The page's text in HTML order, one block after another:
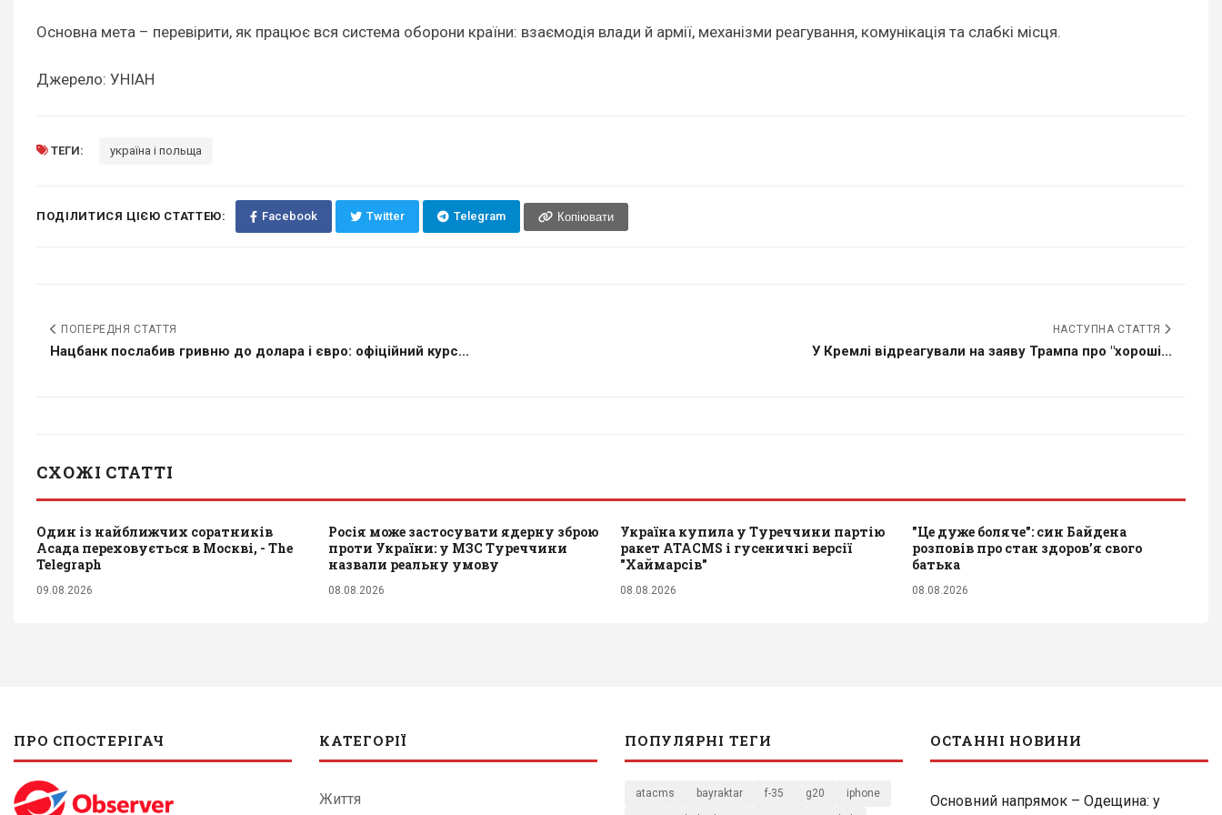
Основна мета – перевірити, як працює вся система оборони країни: взаємодія влади й армії, механізми реагування, комунікація та слабкі місця.
Джерело: УНІАН
ТЕГИ: україна і польща
ПОДІЛИТИСЯ ЦІЄЮ СТАТТЕЮ: Facebook Twitter Telegram Копіювати
ПОПЕРЕДНЯ СТАТТЯ
Нацбанк послабив гривню до долара і євро: офіційний курс...
НАСТУПНА СТАТТЯ
У Кремлі відреагували на заяву Трампа про "хороші...
СХОЖІ СТАТТІ
Один із найближчих соратників
Асада переховується в Москві, - The
Telegraph
09.08.2026
Росія може застосувати ядерну зброю
проти України: у МЗС Туреччини
назвали реальну умову
08.08.2026
Україна купила у Туреччини партію
ракет ATACMS і гусеничні версії
"Хаймарсів"
08.08.2026
"Це дуже боляче": син Байдена
розповів про стан здоров’я свого
батька
08.08.2026
ПРО СПОСТЕРІГАЧ КАТЕГОРІЇ
Життя
ПОПУЛЯРНІ ТЕГИ
atacms bayraktar f-35 g20 iphone
ОСТАННІ НОВИНИ
Основний напрямок – Одещина: у